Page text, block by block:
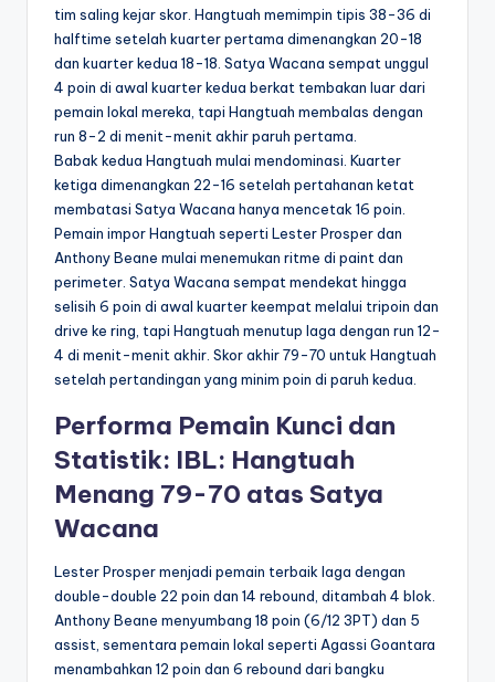
tim saling kejar skor. Hangtuah memimpin tipis 38-36 di
halftime setelah kuarter pertama dimenangkan 20-18
dan kuarter kedua 18-18. Satya Wacana sempat unggul
4 poin di awal kuarter kedua berkat tembakan luar dari
pemain lokal mereka, tapi Hangtuah membalas dengan
run 8-2 di menit-menit akhir paruh pertama.
Babak kedua Hangtuah mulai mendominasi. Kuarter
ketiga dimenangkan 22-16 setelah pertahanan ketat
membatasi Satya Wacana hanya mencetak 16 poin.
Pemain impor Hangtuah seperti Lester Prosper dan
Anthony Beane mulai menemukan ritme di paint dan
perimeter. Satya Wacana sempat mendekat hingga
selisih 6 poin di awal kuarter keempat melalui tripoin dan
drive ke ring, tapi Hangtuah menutup laga dengan run 12-
4 di menit-menit akhir. Skor akhir 79-70 untuk Hangtuah
setelah pertandingan yang minim poin di paruh kedua.
Performa Pemain Kunci dan
Statistik: IBL: Hangtuah
Menang 79-70 atas Satya
Wacana
Lester Prosper menjadi pemain terbaik laga dengan
double-double 22 poin dan 14 rebound, ditambah 4 blok.
Anthony Beane menyumbang 18 poin (6/12 3PT) dan 5
assist, sementara pemain lokal seperti Agassi Goantara
menambahkan 12 poin dan 6 rebound dari bangku